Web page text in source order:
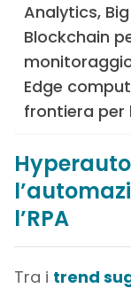
Analytics,
Blockchain
Edge
frontiera per
l’RPA
Tra i trend